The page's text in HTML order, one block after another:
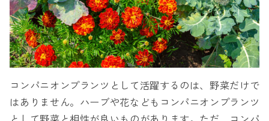
コンパニオンプランツとして活躍するのは、野菜だけで
はありません。ハーブや花などもコンパニオンプランツ